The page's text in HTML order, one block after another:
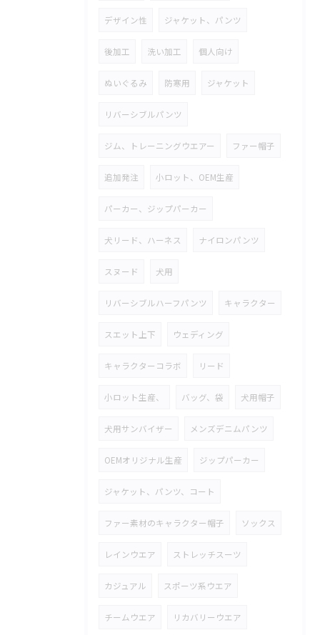
デザイン性 ジャケット、パンツ
後加工 洗い加工 個人向け
ぬいぐるみ 防寒用 ジャケット
リバーシブルパンツ
ジム、トレーニングウエアー ファー帽子
追加発注 小ロット、OEM生産
パーカー、ジップパーカー
犬リード、ハーネス ナイロンパンツ
スヌード 犬用
リバーシブルハーフパンツ キャラクター
スエット上下 ウェディング
キャラクターコラボ リード
小ロット生産、 バッグ、袋 犬用帽子
犬用サンバイザー メンズデニムパンツ
OEMオリジナル生産 ジップパーカー
ジャケット、パンツ、コート
ファー素材のキャラクター帽子 ソックス
レインウエア ストレッチスーツ
カジュアル スポーツ系ウエア
チームウエア リカバリーウエア